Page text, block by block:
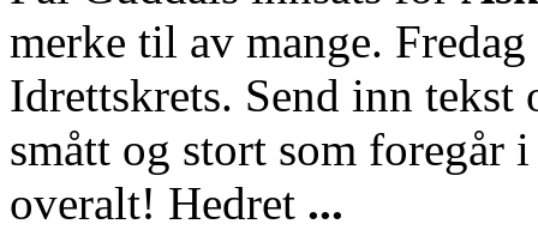
merke til av mange.
Idrettskrets. Send inn
smått og stort som
overalt! Hedret ...